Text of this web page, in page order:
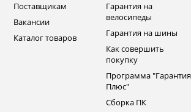
Поставщикам
Вакансии
Каталог товаров
Гарантия на
велосипеды
Гарантия на шины
Как совершить
покупку
Программа "Гарантия
Плюс"
Сборка ПК